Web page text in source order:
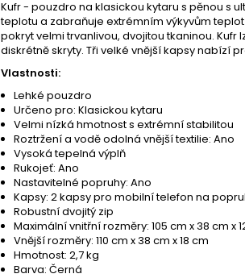
Kufr - pouzdro na klasickou kytaru s pěnou s
teplotu a zabraňuje extrémním výkyvům
pokryt velmi trvanlivou, dvojitou tkaninou.
diskrétně skryty. Tři velké vnější kapsy nabízí
Vlastnosti:
Lehké pouzdro
Určeno pro: Klasickou kytaru
Velmi nízká hmotnost s extrémní stabilitou
Roztržení a vodě odolná vnější textilie: Ano
Vysoká tepelná výplň
Rukojeť: Ano
Nastavitelné popruhy: Ano
Kapsy: 2 kapsy pro mobilní telefon na
Robustní dvojitý zip
Maximální vnitřní rozměry: 105 cm x 38 cm x
Vnější rozměry: 110 cm x 38 cm x 18 cm
Hmotnost: 2,7 kg
Barva: Černá